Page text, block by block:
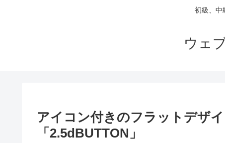
初級、中
ウェ
アイコン付きのフラットデザ
「2.5dBUTTON」